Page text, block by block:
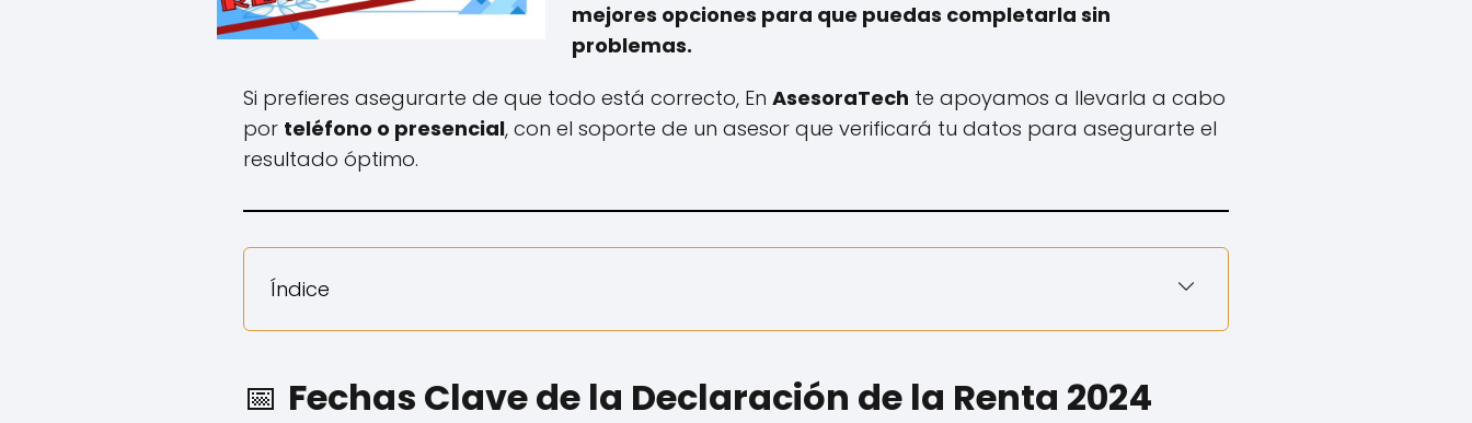
mejores opciones para que puedas completarla sin
problemas.
Si prefieres asegurarte de que todo está correcto, En AsesoraTech te apoyamos a llevarla a cabo
por teléfono o presencial, con el soporte de un asesor que verificará tu datos para asegurarte el
resultado óptimo.
Índice
📅 Fechas Clave de la Declaración de la Renta 2024